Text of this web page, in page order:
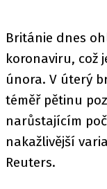
Británie dnes
koronaviru, což
února. V úterý
téměř pětinu
narůstajícím
nakažlivější
Reuters.